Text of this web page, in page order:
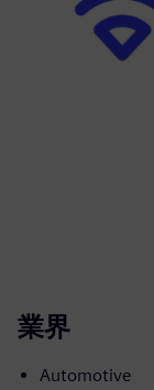
業界
Automotive